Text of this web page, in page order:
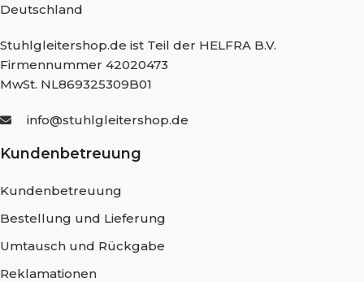
Deutschland
Stuhlgleitershop.de ist Teil der HELFRA B.V.
Firmennummer 42020473
MwSt. NL869325309B01
info@stuhlgleitershop.de
Kundenbetreuung
Kundenbetreuung
Bestellung und Lieferung
Umtausch und Rückgabe
Reklamationen